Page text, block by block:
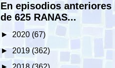
En episodios anteriores
de 625 RANAS...
► 2020 (67)
►2019 (362)